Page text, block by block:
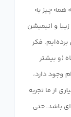
همه چیز به
و انیمیشن
برده‌ایم. فکر
(و بیشتر
وجود دارد،
از ما تجربه
باشد، حتی